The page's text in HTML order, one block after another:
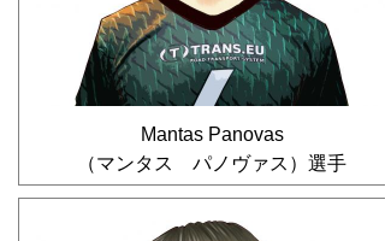
Mantas Panovas
（マンタス パノヴァス）選手